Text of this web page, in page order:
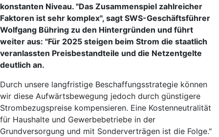
konstanten Niveau. "Das Zusammenspiel zahlreicher
Faktoren ist sehr komplex", sagt SWS-Geschäftsführer
Wolfgang Bühring zu den Hintergründen und führt
weiter aus: "Für 2025 steigen beim Strom die staatlich
veranlassten Preisbestandteile und die Netzentgelte
deutlich an.
Durch unsere langfristige Beschaffungsstrategie können
wir diese Aufwärtsbewegung jedoch durch günstigere
Strombezugspreise kompensieren. Eine Kostenneutralität
für Haushalte und Gewerbebetriebe in der
Grundversorgung und mit Sonderverträgen ist die Folge."